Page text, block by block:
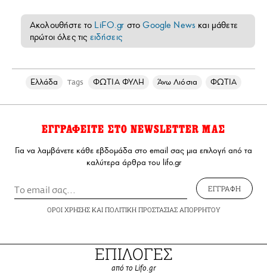
Ακολουθήστε το LiFO.gr στοGoogle News και μάθετε
πρώτοι όλες τις ειδήσεις
Ελλάδα Tags ΦΩΤΙΑ ΦΥΛΗ Άνω Λιόσια ΦΩΤΙΑ
ΕΓΓΡΑΦΕΙΤΕ ΣΤΟ NEWSLETTER ΜΑΣ
Για να λαμβάνετε κάθε εβδομάδα στο email σας μια επιλογή από τα
καλύτερα άρθρα του lifo.gr
ΕΓΓΡΑΦΗ
ΟΡΟΙ ΧΡΗΣΗΣΚΑΙ ΠΟΛΙΤΙΚΗ ΠΡΟΣΤΑΣΙΑΣ ΑΠΟΡΡΗΤΟΥ
ΕΠΙΛΟΓΕΣ
από το Lifo.gr